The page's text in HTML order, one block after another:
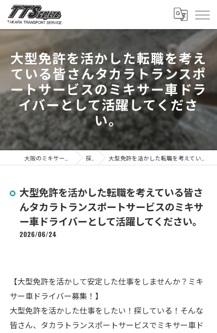
大型免許を活かした転職を考え
ている皆さんタカラトランスポ
ートサービスのミキサー車ドラ
イバーとして活躍してくださ
い。
採用ブログ 大型免許を活かした転職を考えている皆さんタカラトランスポートサービスのミキサー車ドライバーとして活躍してください。
大型免許を活かした転職を考えている皆さ
んタカラトランスポートサービスのミキサ
ー車ドライバーとして活躍してください。
2026/06/24
【大型免許を活かして安定した仕事をしませんか？ミキ
サー車ドライバー募集！】
大型免許を活かした仕事をしたい！探している！そんな
皆さん、タカラトランスポートサービスでミキサー車ド